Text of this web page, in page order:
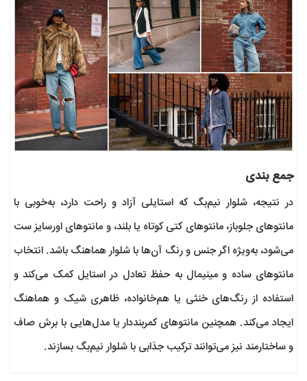
جمع بندی
در نتیجه، شلوار نیم‌بگ که استایلی آزاد و راحت دارد، به‌خوبی با
مانتوهای جلوباز، مانتوهای کتی کوتاه یا بلند، و مانتوهای اورسایز ست
می‌شود، به‌ویژه اگر جنس و رنگ آن‌ها با شلوار هماهنگ باشد. انتخاب
مانتوهای ساده و مینیمال به حفظ تعادل در استایل کمک می‌کند و
استفاده از رنگ‌های خنثی یا هم‌خانواده، ظاهری شیک و هماهنگ
ایجاد می‌کند. همچنین مانتوهای کمربند‌دار یا مدل‌هایی با برش صاف
و ساختارمند نیز می‌توانند ترکیب جذابی با شلوار نیم‌بگ بسازند.